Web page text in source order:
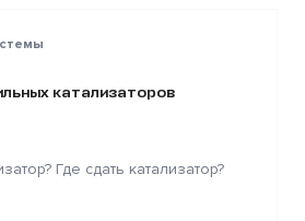
катализаторов
Где сдать катализатор?